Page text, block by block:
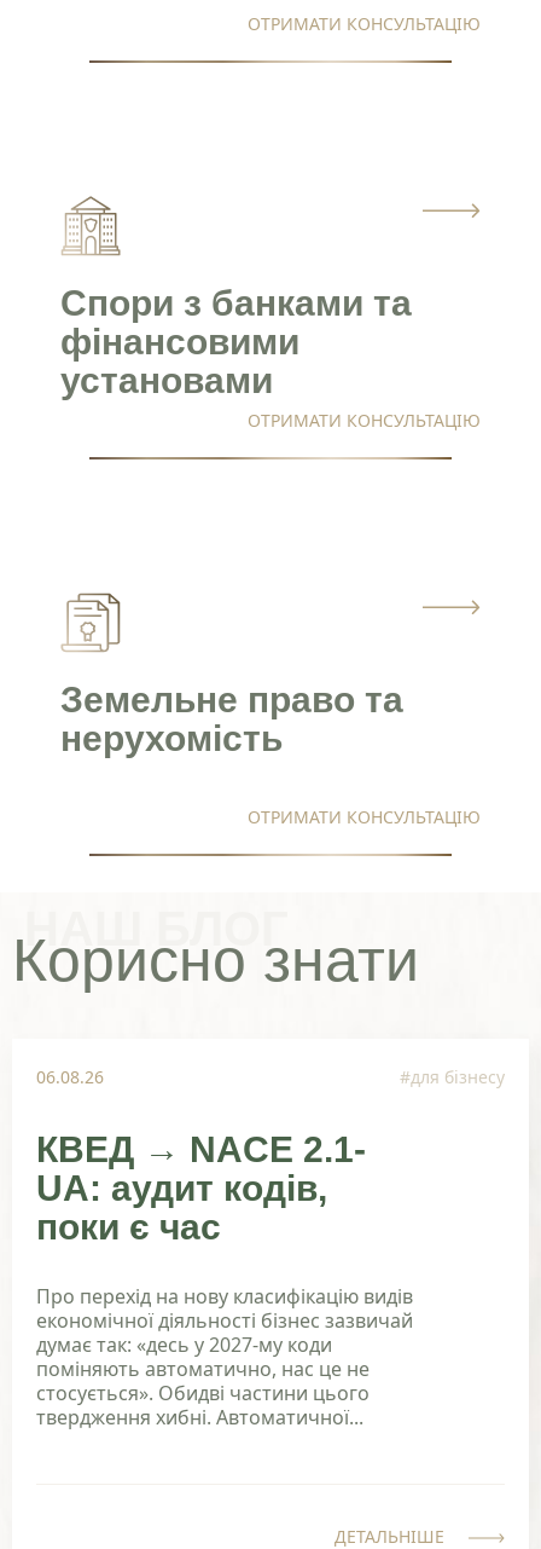
ОТРИМАТИ КОНСУЛЬТАЦІЮ
Спори з банками та
фінансовими
установами
ОТРИМАТИ КОНСУЛЬТАЦІЮ
Земельне право та
нерухомість
ОТРИМАТИ КОНСУЛЬТАЦІЮ
НАШ БЛОГ
Корисно знати
06.08.26 #для бізнесу
КВЕД → NACE 2.1-
UA: аудит кодів,
поки є час
Про перехід на нову класифікацію видів
економічної діяльності бізнес зазвичай
думає так: «десь у 2027-му коди
поміняють автоматично, нас це не
стосується». Обидві частини цього
твердження хибні. Автоматичної...
ДЕТАЛЬНІШЕ